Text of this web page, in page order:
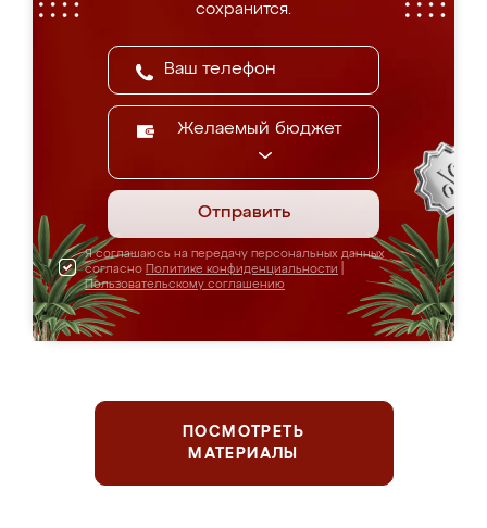
сохранится.
Желаемый бюджет
Отправить
Я соглашаюсь на передачу персональных данных
согласно Политике конфиденциальности
Пользовательскому соглашению
ПОСМОТРЕТЬ
МАТЕРИАЛЫ